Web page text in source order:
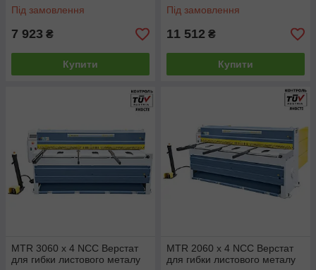
Під замовлення
7 923 ₴
Купити
Під замовлення
11 512 ₴
Купити
MTR 3060 x 4 NCC Верстат
для гибки листового металу
MTR 2060 x 4 NCC Верстат
для гибки листового металу